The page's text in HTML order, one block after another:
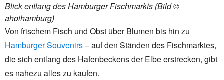
Blick entlang des Hamburger Fischmarkts (Bild ©
ahoihamburg)
Von frischem Fisch und Obst über Blumen bis hin zu
Hamburger Souvenirs– auf den Ständen des Fischmarktes,
die sich entlang des Hafenbeckens der Elbe erstrecken, gibt
es nahezu alles zu kaufen.